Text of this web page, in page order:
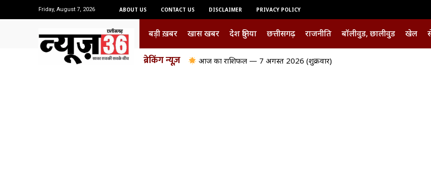
Friday, August 7, 2026 ABOUT US CONTACT US DISCLAIMER PRIVACY POLICY
बड़ी ख़बर खास खबर देश दुनिया छत्तीसगढ़ राजनीति बॉलीवुड, छालीवुड खेल
ब्रेकिंग न्यूज़ आज का राशिफल — 7 अगस्त 2026 (शुक्रवार)